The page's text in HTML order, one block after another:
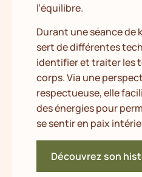
l’équilibre.
Durant une séance de
sert de différentes
identifier et traiter les
corps. Via une
respectueuse, elle
des énergies pour
se sentir en paix
Découvrez son